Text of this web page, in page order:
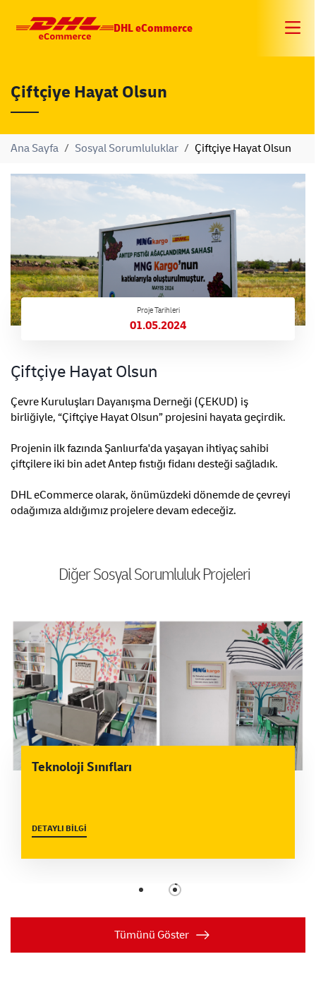
DHL eCommerce
Çiftçiye Hayat Olsun
Ana Sayfa / Sosyal Sorumluluklar / Çiftçiye Hayat Olsun
Proje Tarihleri
01.05.2024
Çiftçiye Hayat Olsun
Çevre Kuruluşları Dayanışma Derneği (ÇEKUD) iş
birliğiyle, “Çiftçiye Hayat Olsun” projesini hayata geçirdik.
Projenin ilk fazında Şanlıurfa'da yaşayan ihtiyaç sahibi
çiftçilere iki bin adet Antep fıstığı fidanı desteği sağladık.
DHL eCommerce olarak, önümüzdeki dönemde de çevreyi
odağımıza aldığımız projelere devam edeceğiz.
Diğer Sosyal Sorumluluk Projeleri
Tümünü Göster
Teknoloji Sınıfları
DETAYLI BİLGİ